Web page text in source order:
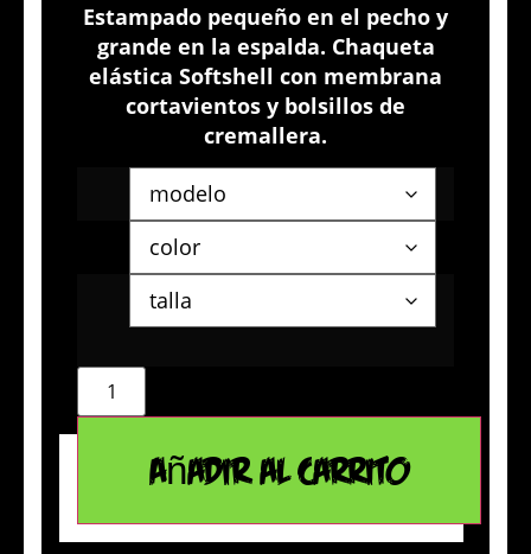
Estampado pequeño en el pecho y
grande en la espalda. Chaqueta
elástica Softshell con membrana
cortavientos y bolsillos de
cremallera.
Añadir al carrito